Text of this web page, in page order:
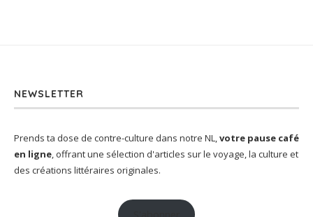
NEWSLETTER
Prends ta dose de contre-culture dans notre NL, votre pause café
en ligne , offrant une sélection d'articles sur le voyage, la culture et
des créations littéraires originales.